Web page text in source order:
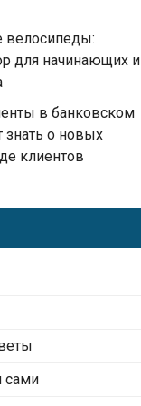
для начинающих и
в банковском
знать о новых
клиентов
сами